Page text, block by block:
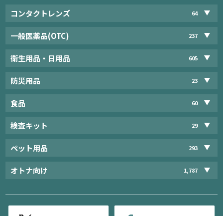
コンタクトレンズ 64
一般医薬品(OTC) 237
衛生用品・日用品 605
防災用品 23
食品 60
検査キット 29
ペット用品 293
オトナ向け 1,787